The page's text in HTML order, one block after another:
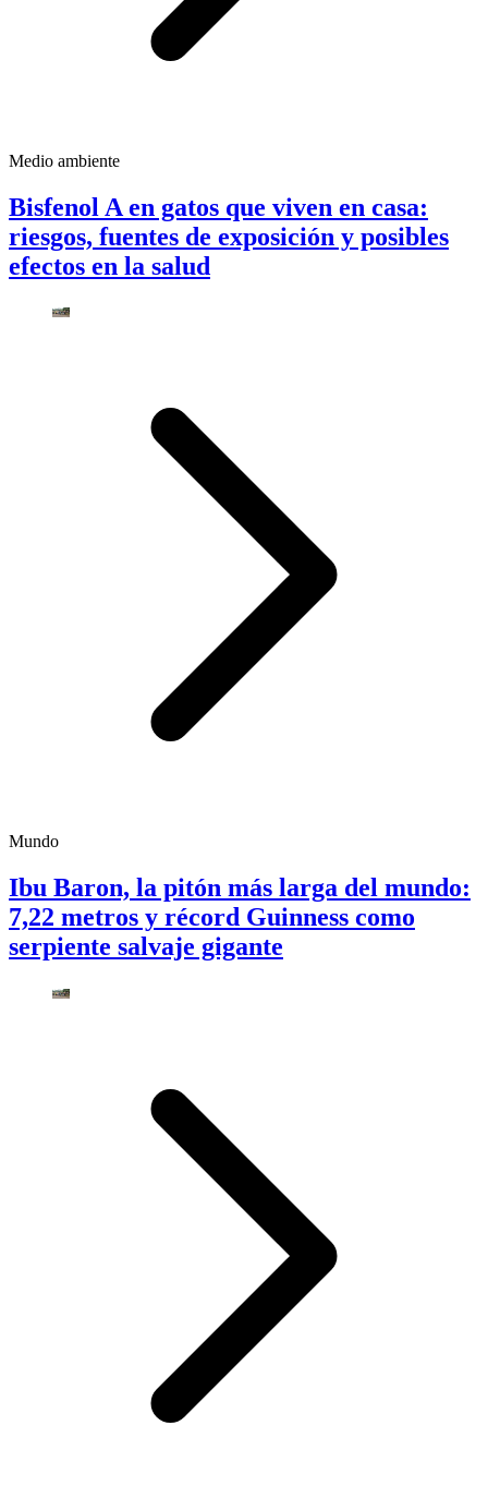
Medio ambiente
Bisfenol A en gatos que viven en casa:
riesgos, fuentes de exposición y posibles
efectos en la salud
Mundo
Ibu Baron, la pitón más larga del mundo:
7,22 metros y récord Guinness como
serpiente salvaje gigante